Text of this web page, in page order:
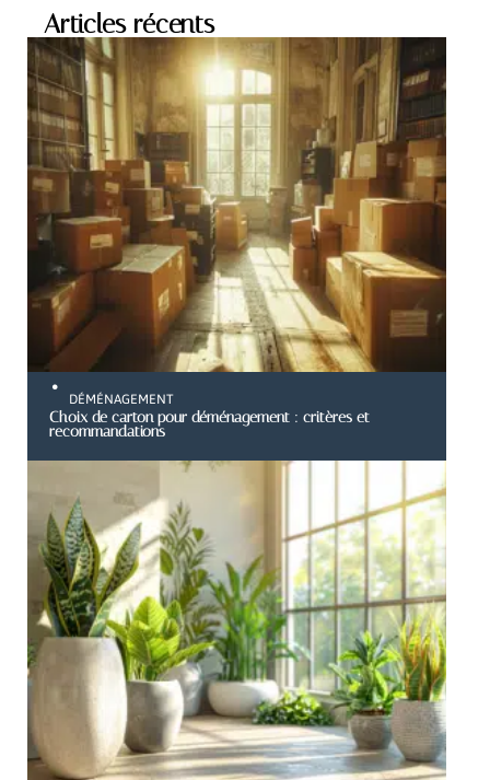
Articles récents
DÉMÉNAGEMENT
Choix de carton pour déménagement : critères et
recommandations